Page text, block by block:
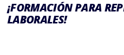
¡FORMACIÓN PARA
LABORALES!